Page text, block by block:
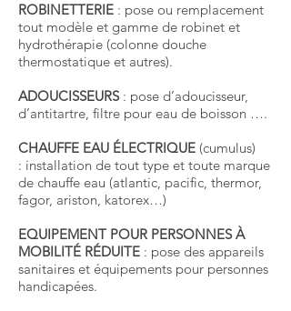
ROBINETTERIE : pose ou remplacement
tout modèle et gamme de robinet et
hydrothérapie (colonne douche
thermostatique et autres).
ADOUCISSEURS: pose d’adoucisseur,
d’antitartre, filtre pour eau de boisson ….
CHAUFFE EAU ÉLECTRIQUE (cumulus)
: installation de tout type et toute marque
de chauffe eau (atlantic, pacific, thermor,
fagor, ariston, katorex…)
EQUIPEMENT POUR PERSONNES À
MOBILITÉ RÉDUITE : pose des appareils
sanitaires et équipements pour personnes
handicapées.